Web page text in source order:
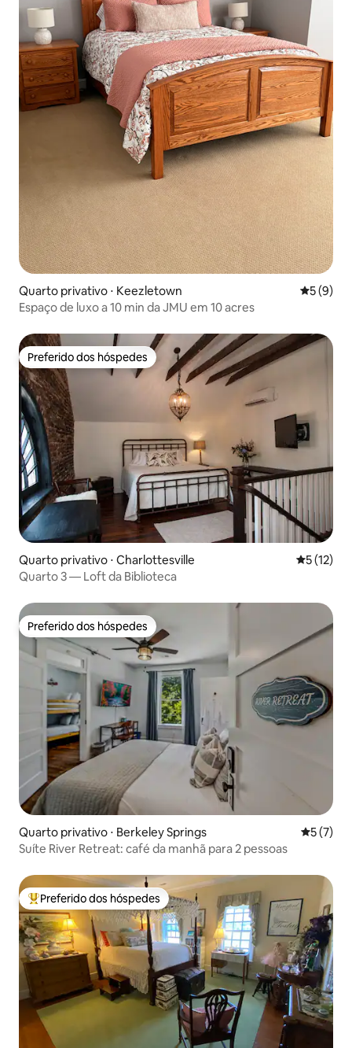
Quarto privativo ⋅ Keezletown 5 de
5 (9)
Espaço de luxo a 10 min da JMU em 10 acres
Preferido dos hóspedes
Preferido dos hóspedes
Quarto privativo ⋅ Charlottesville 5 de uma
5 (12)
Quarto 3 — Loft da Biblioteca
Preferido dos hóspedes
Preferido dos hóspedes
Quarto privativo ⋅ Berkeley Springs 5 de
5 (7)
Suíte River Retreat: café da manhã para 2 pessoas
Entre os melhores preferidos dos hóspedes
Preferido dos hóspedes